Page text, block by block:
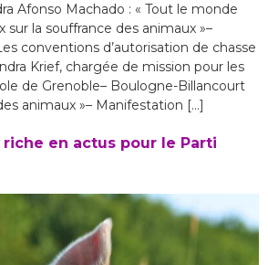
Afonso Machado : « Tout le monde
sur la souffrance des animaux »–
conventions d’autorisation de chasse
Krief, chargée de mission pour les
de Grenoble– Boulogne-Billancourt
animaux »– Manifestation […]
riche en actus pour le Parti